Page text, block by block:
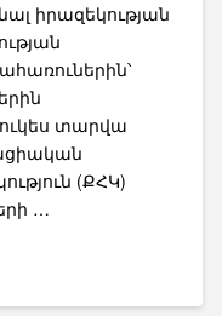
իրազեկության
տարվա
(ՔՀԿ)
…